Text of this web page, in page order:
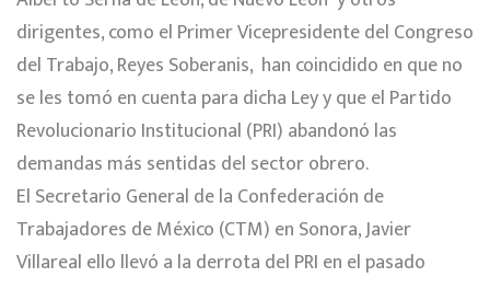
dirigentes, como el Primer Vicepresidente del Congreso
del Trabajo, Reyes Soberanis, han coincidido en que no
se les tomó en cuenta para dicha Ley y que el Partido
Revolucionario Institucional (PRI) abandonó las
demandas más sentidas del sector obrero.
El Secretario General de la Confederación de
Trabajadores de México (CTM) en Sonora, Javier
Villareal ello llevó a la derrota del PRI en el pasado